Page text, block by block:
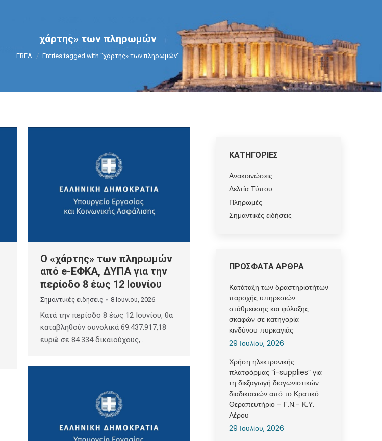
χάρτης» των πληρωμών
You are here:
ΕΒΕΑ Entries tagged with "χάρτης» των πληρωμών"
Ο «χάρτης» των πληρωμών
από e-ΕΦΚΑ, ΔΥΠΑ για την
περίοδο 8 έως 12 Ιουνίου
Σημαντικές ειδήσεις 8 Ιουνίου, 2026
Κατά την περίοδο 8 έως 12 Ιουνίου, θα
καταβληθούν συνολικά 69.437.917,18
ευρώ σε 84.334 δικαιούχους,…
ΚΑΤΗΓΟΡΙΕΣ
Ανακοινώσεις
Δελτία Τύπου
Πληρωμές
Σημαντικές ειδήσεις
ΠΡΟΣΦΑΤΑ ΑΡΘΡΑ
Κατάταξη των δραστηριοτήτων
παροχής υπηρεσιών
στάθμευσης και φύλαξης
σκαφών σε κατηγορία
κινδύνου πυρκαγιάς
29 Ιουλίου, 2026
Χρήση ηλεκτρονικής
πλατφόρμας “i-supplies” για
τη διεξαγωγή διαγωνιστικών
διαδικασιών από το Κρατικό
Θεραπευτήριο – Γ.Ν.- Κ.Υ.
Λέρου
29 Ιουλίου, 2026